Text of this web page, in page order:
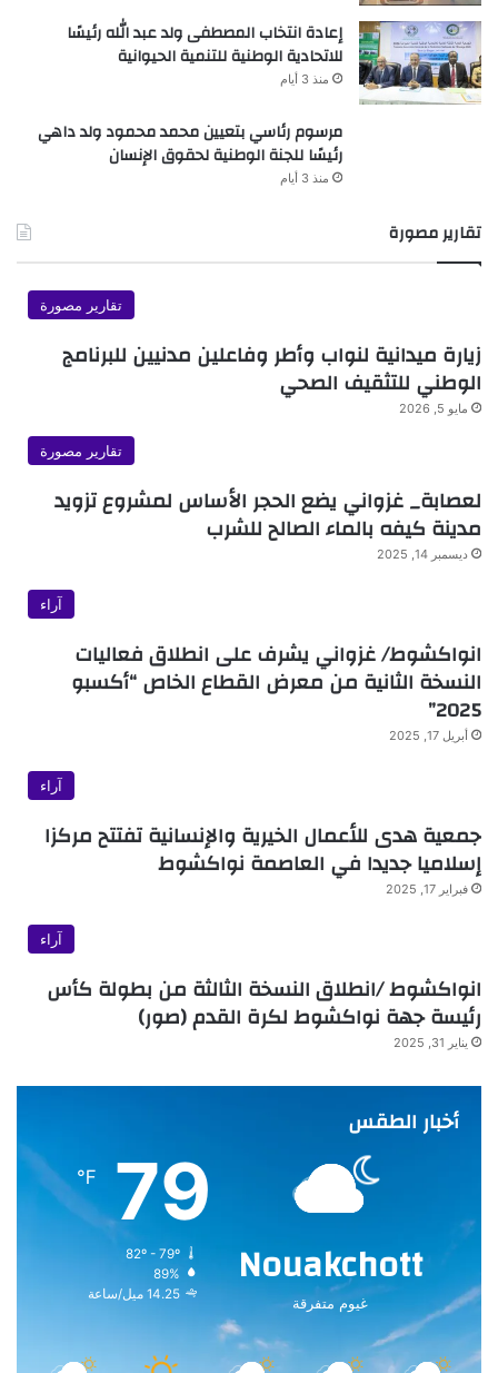
إعادة انتخاب المصطفى ولد عبد الله رئيسًا
للاتحادية الوطنية للتنمية الحيوانية
منذ 3 أيام
مرسوم رئاسي بتعيين محمد محمود ولد داهي
رئيسًا للجنة الوطنية لحقوق الإنسان
منذ 3 أيام
تقارير مصورة
تقارير مصورة
زيارة ميدانية لنواب وأطر وفاعلين مدنيين للبرنامج
الوطني للتثقيف الصحي
مايو 5, 2026
تقارير مصورة
لعصابة_ غزواني يضع الحجر الأساس لمشروع تزويد
مدينة كيفه بالماء الصالح للشرب
ديسمبر 14, 2025
آراء
انواكشوط/ غزواني يشرف على انطلاق فعاليات
النسخة الثانية من معرض القطاع الخاص “أكسبو
2025”
أبريل 17, 2025
آراء
جمعية هدى للأعمال الخيرية والإنسانية تفتتح مركزا
إسلاميا جديدا في العاصمة نواكشوط
فبراير 17, 2025
آراء
انواكشوط /انطلاق النسخة الثالثة من بطولة كأس
رئيسة جهة نواكشوط لكرة القدم (صور)
يناير 31, 2025
أخبار الطقس
Nouakchott
غيوم متفرقة
79
℉
82º - 79º
89%
14.25 ميل/ساعة